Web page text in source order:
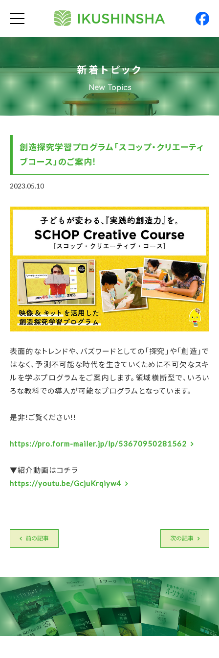
t
o
g
l
e
n
a
v
i
g
a
t
i
IKUSHINSHA
新着トピック
New Topics
創造探究学習プログラム「スコップ・クリエーティ
ブコース」のご案内!
2023.05.10
表面的なトレンドや、バズワードとしての「探究」や「創造」で
はなく、予測不可能な時代を生きていくために不可欠なスキ
ルを学ぶプログラムをご案内します。領域横断型で、いろい
ろな教科での導入が可能なプログラムとなっています。
是非!ご覧ください!!
https://pro.form-mailer.jp/lp/53670950281562
▼紹介動画はコチラ
https://youtu.be/GcjuKrqiyw4
前の記事 次の記事